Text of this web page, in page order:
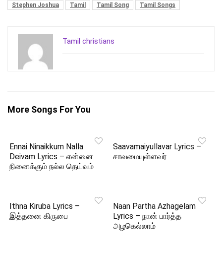
Stephen Joshua
Tamil Tamil Song Tamil Songs
Tamil christians
More Songs For You
Ennai Ninaikkum Nalla
Deivam Lyrics – என்னை
நினைக்கும் நல்ல தெய்வம்
Saavamaiyullavar Lyrics –
சாவமையுள்ளவர்
Ithna Kiruba Lyrics –
இத்தனை கிருபை
Naan Partha Azhagelam
Lyrics – நான் பார்த்த
அழகெல்லாம்